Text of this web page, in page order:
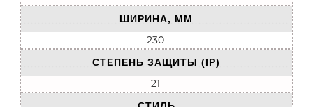
ШИРИНА, ММ
230
СТЕПЕНЬ ЗАЩИТЫ (IP)
21